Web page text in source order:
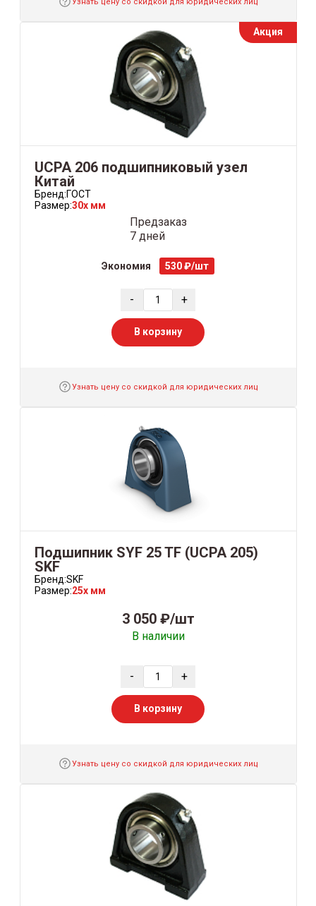
Акция
UCPA 206 подшипниковый узел
Китай
Бренд:ГОСТ
Размер:30x мм
Предзаказ
7 дней
Экономия 530 ₽/шт
- +
В корзину
Узнать цену со скидкой для юридических лиц
Подшипник SYF 25 TF (UCPA 205)
SKF
Бренд:SKF
Размер:25x мм
3 050 ₽/шт
В наличии
- +
В корзину
Узнать цену со скидкой для юридических лиц